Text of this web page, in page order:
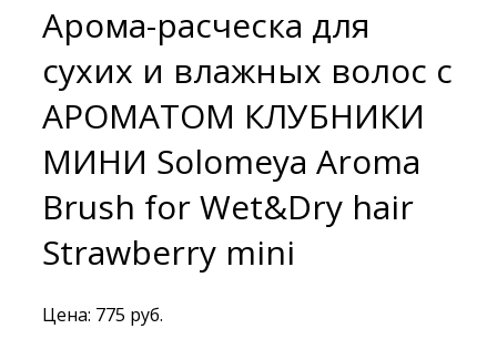
Арома-расческа для
сухих и влажных волос с
АРОМАТОМ КЛУБНИКИ
МИНИ Solomeya Aroma
Brush for Wet&Dry hair
Strawberry mini
Цена: 775 руб.